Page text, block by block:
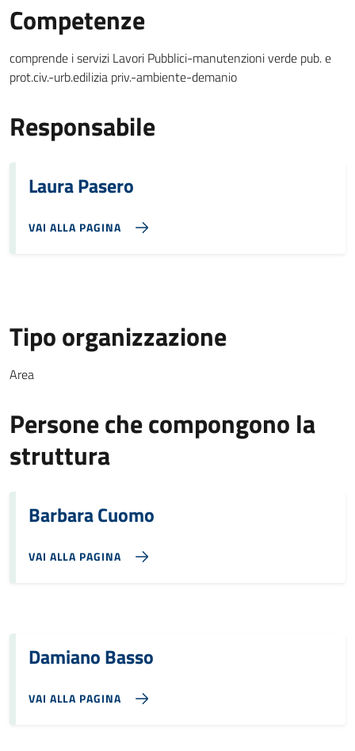
Competenze
comprende i servizi Lavori Pubblici-manutenzioni verde pub. e
prot.civ.-urb.edilizia priv.-ambiente-demanio
Responsabile
Laura Pasero
VAI ALLA PAGINA
Tipo organizzazione
Area
Persone che compongono la
struttura
Barbara Cuomo
VAI ALLA PAGINA
Damiano Basso
VAI ALLA PAGINA